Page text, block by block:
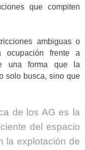
que compiten
ambiguas o
ocupación frente a
una forma que la
solo busca, sino que
de los AG es la
del espacio
la explotación de